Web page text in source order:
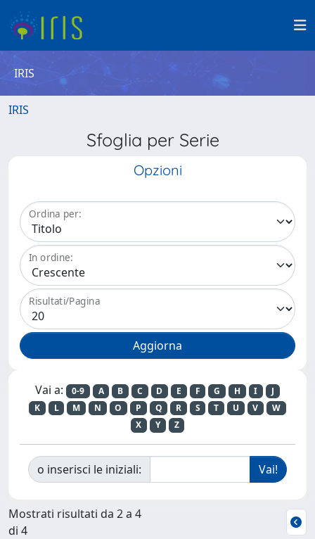
IRIS
IRIS
Sfoglia per Serie
Opzioni
Ordina per:
In ordine:
Risultati/Pagina
Vai a: 0-9 A B C D E F G H I
J
K
L M N O P Q R S T U V
W
X
Y Z
o inserisci le iniziali:
Mostrati risultati da 2 a 4
di 4